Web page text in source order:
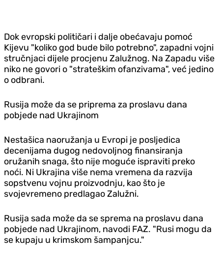
Dok evropski političari i dalje obećavaju pomoć
Kijevu "koliko god bude bilo potrebno", zapadni vojni
stručnjaci dijele procjenu Zalužnog. Na Zapadu više
niko ne govori o "strateškim ofanzivama", već jedino
o odbrani.
Rusija može da se priprema za proslavu dana
pobjede nad Ukrajinom
Nestašica naoružanja u Evropi je posljedica
decenijama dugog nedovoljnog finansiranja
oružanih snaga, što nije moguće ispraviti preko
noći. Ni Ukrajina više nema vremena da razvija
sopstvenu vojnu proizvodnju, kao što je
svojevremeno predlagao Zalužni.
Rusija sada može da se sprema na proslavu dana
pobjede nad Ukrajinom, navodi FAZ. "Rusi mogu da
se kupaju u krimskom šampanjcu."